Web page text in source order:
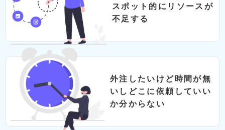
スポット的にリソースが
不⾜する
外注したいけど時間が無
いしどこに依頼していい
か分からない